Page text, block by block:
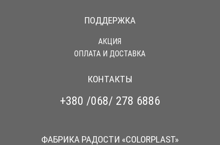
ПОДДЕРЖКА
АКЦИЯ
ОПЛАТА И ДОСТАВКА
КОНТАКТЫ
+380 /068/ 278 6886
ФАБРИКА РАДОСТИ «COLORPLAST»